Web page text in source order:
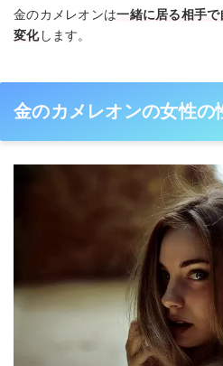
金のカメレオンは一緒に居る相手で
変化します。
金のカメレオンの女性の